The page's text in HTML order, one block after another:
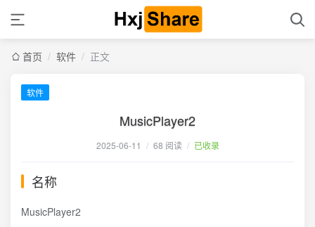
首页 / 软件 / 正文
软件
MusicPlayer2
2025-06-11 / 68 阅读 / 已收录
名称
MusicPlayer2